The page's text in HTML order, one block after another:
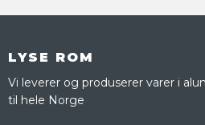
LYSE ROM
Vi leverer og produserer varer i
til hele Norge